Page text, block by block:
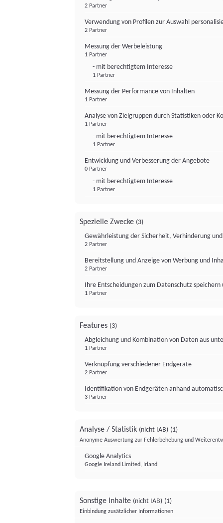
2 Partner
Verwendung von Profilen zur Auswahl
2 Partner
Messung der Werbeleistung
1 Partner
- mit berechtigtem Interesse
1 Partner
Messung der Performance von Inhalten
1 Partner
Analyse von Zielgruppen durch Statistiken oder
1 Partner
- mit berechtigtem Interesse
1 Partner
Entwicklung und Verbesserung der Angebote
0 Partner
- mit berechtigtem Interesse
1 Partner
Spezielle Zwecke (3)
Gewährleistung der Sicherheit, Verhinderung
2 Partner
Bereitstellung und Anzeige von Werbung und
2 Partner
Ihre Entscheidungen zum Datenschutz
1 Partner
Features (3)
Abgleichung und Kombination von Daten aus
1 Partner
Verknüpfung verschiedener Endgeräte
2 Partner
Identifikation von Endgeräten anhand
3 Partner
Analyse / Statistik (nicht IAB) (1)
Anonyme Auswertung zur Fehlerbehebung und
Google Analytics
Google Ireland Limited, Irland
Sonstige Inhalte (nicht IAB) (1)
Einbindung zusätzlicher Informationen